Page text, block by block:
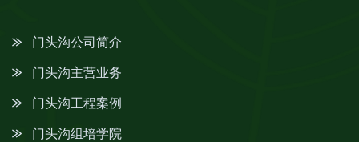
门头沟公司简介
门头沟主营业务
门头沟工程案例
门头沟组培学院